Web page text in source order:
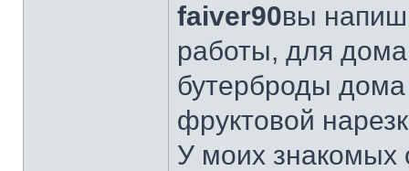
faiver90вы
работы, для
бутерброды дома
фруктовой
У моих знакомых